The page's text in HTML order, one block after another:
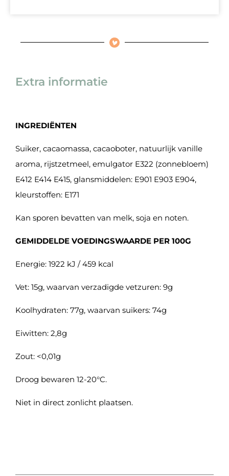
Extra informatie
INGREDIËNTEN
Suiker, cacaomassa, cacaoboter, natuurlijk vanille
aroma, rijstzetmeel, emulgator E322 (zonnebloem)
E412 E414 E415, glansmiddelen: E901 E903 E904,
kleurstoffen: E171
Kan sporen bevatten van melk, soja en noten.
GEMIDDELDE VOEDINGSWAARDE PER 100G
Energie: 1922 kJ / 459 kcal
Vet: 15g, waarvan verzadigde vetzuren: 9g
Koolhydraten: 77g, waarvan suikers: 74g
Eiwitten: 2,8g
Zout: <0,01g
Droog bewaren 12-20°C.
Niet in direct zonlicht plaatsen.